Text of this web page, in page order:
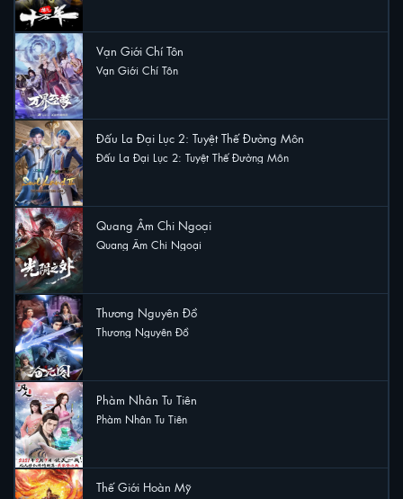
Vạn Giới Chí Tôn
Vạn Giới Chí Tôn
Đấu La Đại Lục 2: Tuyệt Thế Đường Môn
Đấu La Đại Lục 2: Tuyệt Thế Đường Môn
Quang Âm Chi Ngoại
Quang Âm Chi Ngoại
Thương Nguyên Đồ
Thương Nguyên Đồ
Phàm Nhân Tu Tiên
Phàm Nhân Tu Tiên
Thế Giới Hoàn Mỹ